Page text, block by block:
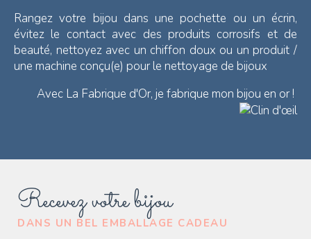
Recevez votre bijou
DANS UN BEL EMBALLAGE CADEAU
Rangez votre bijou dans une pochette ou un écrin,
évitez le contact avec des produits corrosifs et de
beauté, nettoyez avec un chiffon doux ou un produit /
une machine conçu(e) pour le nettoyage de bijoux
Avec La Fabrique d'Or, je fabrique mon bijou en or !